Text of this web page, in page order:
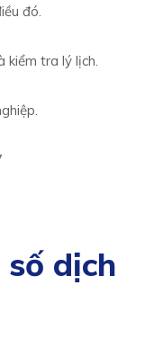
đó.
tra lý lịch.
dịch